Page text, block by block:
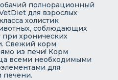
полнорационный
для взрослых
холистик
соблюдающих
хронических
Свежий корм
из печи! Корм
всеми необходимыми
для